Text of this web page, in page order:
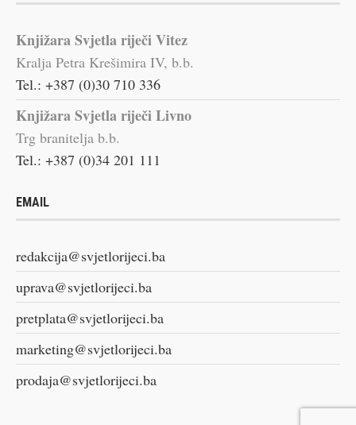
Knjižara Svjetla riječi Vitez
Kralja Petra Krešimira IV, b.b.
Tel.: +387 (0)30 710 336
Knjižara Svjetla riječi Livno
Trg branitelja b.b.
Tel.: +387 (0)34 201 111
EMAIL
redakcija@svjetlorijeci.ba
uprava@svjetlorijeci.ba
pretplata@svjetlorijeci.ba
marketing@svjetlorijeci.ba
prodaja@svjetlorijeci.ba